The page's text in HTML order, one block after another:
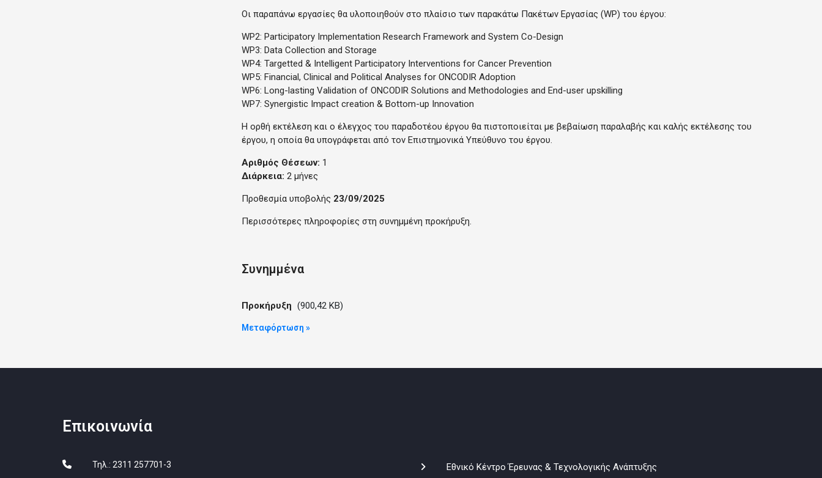
Οι παραπάνω εργασίες θα υλοποιηθούν στο πλαίσιο των παρακάτω Πακέτων Εργασίας (WP) του έργου:
WP2: Participatory Implementation Research Framework and System Co-Design
WP3: Data Collection and Storage
WP4: Targetted & Intelligent Participatory Interventions for Cancer Prevention
WP5: Financial, Clinical and Political Analyses for ONCODIR Adoption
WP6: Long-lasting Validation of ONCODIR Solutions and Methodologies and End-user upskilling
WP7: Synergistic Impact creation & Bottom-up Innovation
Η ορθή εκτέλεση και ο έλεγχος του παραδοτέου έργου θα πιστοποιείται με βεβαίωση παραλαβής και καλής εκτέλεσης του
έργου, η οποία θα υπογράφεται από τον Επιστημονικά Υπεύθυνο του έργου.
Αριθμός Θέσεων: 1
Διάρκεια: 2 μήνες
Προθεσμία υποβολής 23/09/2025
Περισσότερες πληροφορίες στη συνημμένη προκήρυξη.
Συνημμένα
Προκήρυξη (900,42 KB)
Μεταφόρτωση »
Επικοινωνία
Τηλ.: 2311 257701-3 Εθνικό Κέντρο Έρευνας & Τεχνολογικής Ανάπτυξης